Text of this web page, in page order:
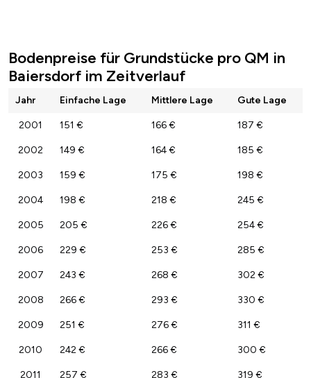
Bodenpreise für Grundstücke pro QM in
Baiersdorf im Zeitverlauf
Jahr Einfache Lage Mittlere Lage Gute Lage
2001 151 € 166 € 187 €
2002 149 € 164 € 185 €
2003 159 € 175 € 198 €
2004 198 € 218 € 245 €
2005 205 € 226 € 254 €
2006 229 € 253 € 285 €
2007 243 € 268 € 302 €
2008 266 € 293 € 330 €
2009 251 € 276 € 311 €
2010 242 € 266 € 300 €
2011 257 € 283 € 319 €